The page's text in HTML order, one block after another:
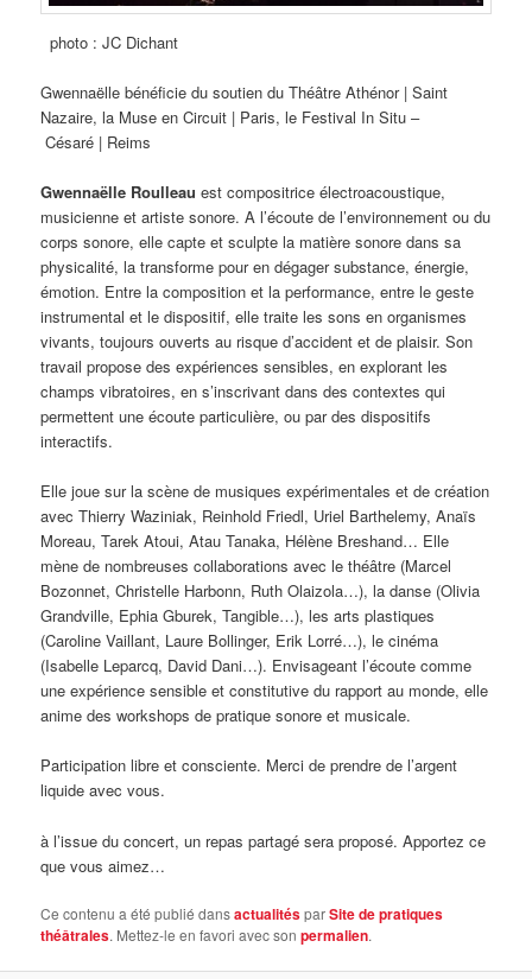
photo : JC Dichant
Gwennaëlle bénéficie du soutien du Théâtre Athénor | Saint
Nazaire, la Muse en Circuit | Paris, le Festival In Situ –
Césaré | Reims
Gwennaëlle Roulleauest compositrice électroacoustique,
musicienne et artiste sonore. A l’écoute de l’environnement ou du
corps sonore, elle capte et sculpte la matière sonore dans sa
physicalité, la transforme pour en dégager substance, énergie,
émotion. Entre la composition et la performance, entre le geste
instrumental et le dispositif, elle traite les sons en organismes
vivants, toujours ouverts au risque d’accident et de plaisir. Son
travail propose des expériences sensibles, en explorant les
champs vibratoires, en s’inscrivant dans des contextes qui
permettent une écoute particulière, ou par des dispositifs
interactifs.
Elle joue sur la scène de musiques expérimentales et de création
avec Thierry Waziniak, Reinhold Friedl, Uriel Barthelemy, Anaïs
Moreau, Tarek Atoui, Atau Tanaka, Hélène Breshand… Elle
mène de nombreuses collaborations avec le théâtre (Marcel
Bozonnet, Christelle Harbonn, Ruth Olaizola…), la danse (Olivia
Grandville, Ephia Gburek, Tangible…), les arts plastiques
(Caroline Vaillant, Laure Bollinger, Erik Lorré…), le cinéma
(Isabelle Leparcq, David Dani…). Envisageant l’écoute comme
une expérience sensible et constitutive du rapport au monde, elle
anime des workshops de pratique sonore et musicale.
Participation libre et consciente. Merci de prendre de l’argent
liquide avec vous.
à l’issue du concert, un repas partagé sera proposé. Apportez ce
que vous aimez…
Ce contenu a été publié dansactualitésparSite de pratiques
théâtrales. Mettez-le en favori avec sonpermalien.